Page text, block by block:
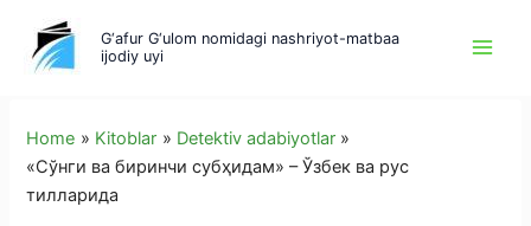
content
G‘afur G‘ulom nomidagi nashriyot-matbaa
ijodiy uyi
Home Kitoblar
Detektiv adabiyotlar
«Сўнги ва биринчи субҳидам» – Ўзбек ва рус
тилларида